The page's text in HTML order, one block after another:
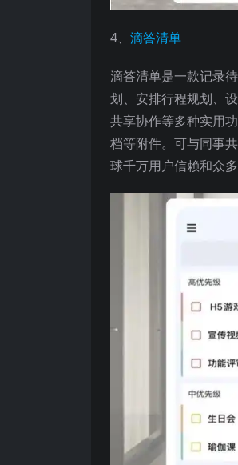
4、 滴答清单
滴答清单是一款记录
划、安排行程规划、
共享协作等多种实用
档等附件。可与同事
球千万用户信赖和众